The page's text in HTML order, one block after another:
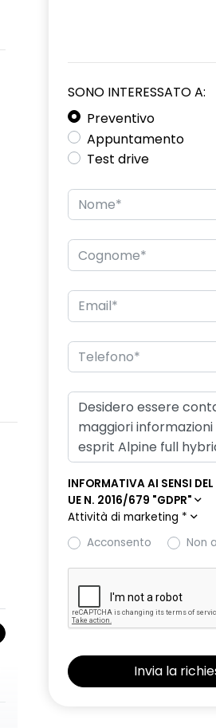
SONO INTERESSATO A:
Preventivo
Appuntamento
Test drive
INFORMATIVA AI SENSI
UE N. 2016/679 "GDPR"
Attività di marketing *
Acconsento
Non